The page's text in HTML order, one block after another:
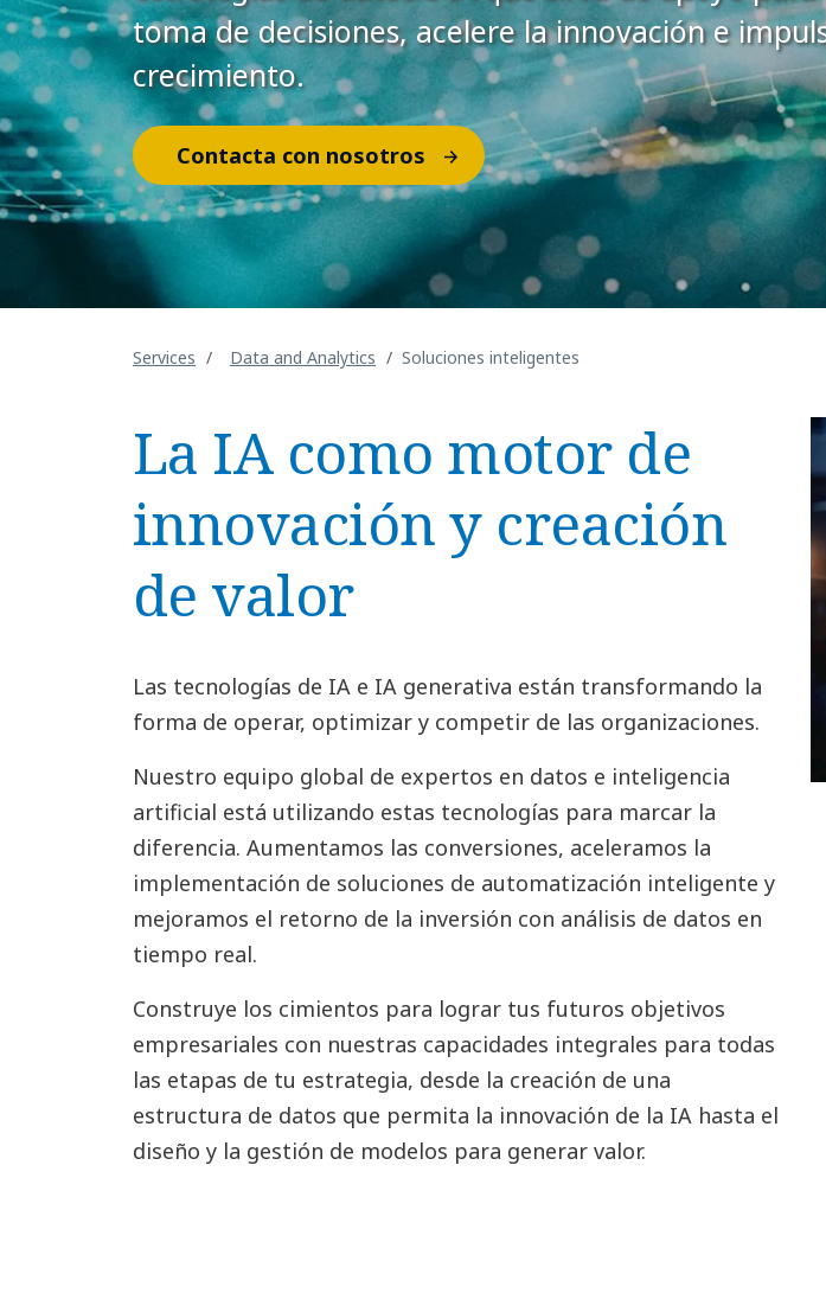
toma de decisiones, acelere la innovación e
crecimiento.
Contacta con nosotros
Services Data and Analytics Soluciones inteligentes
La IA como motor de
innovación y creación
de valor
Las tecnologías de IA e IA generativa están transformando la
forma de operar, optimizar y competir de las organizaciones.
Nuestro equipo global de expertos en datos e inteligencia
artificial está utilizando estas tecnologías para marcar la
diferencia. Aumentamos las conversiones, aceleramos la
implementación de soluciones de automatización inteligente y
mejoramos el retorno de la inversión con análisis de datos en
tiempo real.
Construye los cimientos para lograr tus futuros objetivos
empresariales con nuestras capacidades integrales para todas
las etapas de tu estrategia, desde la creación de una
estructura de datos que permita la innovación de la IA hasta el
diseño y la gestión de modelos para generar valor.